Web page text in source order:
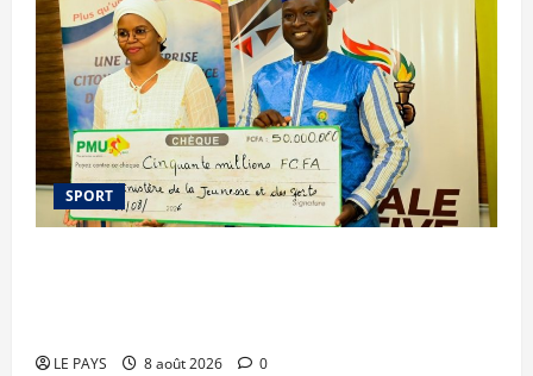
SPORT
LE PAYS 8 août 2026 0